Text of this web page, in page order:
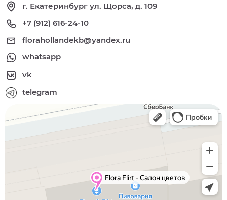
г. Екатеринбург ул. Щорса, д. 109
+7 (912) 616-24-10
florahollandekb@yandex.ru
whatsapp
vk
telegram